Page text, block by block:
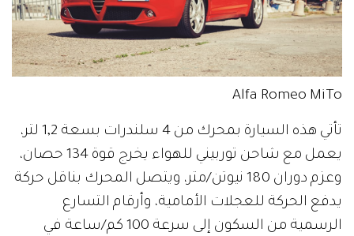
Alfa Romeo MiTo
تأتي هذه السيارة بمحرك من 4 سلندرات بسعة 1,2 لتر،
يعمل مع شاحن توربيني للهواء يخرج قوة 134 حصان،
وعزم دوران 180 نيوتن/متر، ويتصل المحرك بناقل حركة
يدفع الحركة للعجلات الأمامية، وأرقام التسارع
الرسمية من السكون إلى سرعة 100 كم/ساعة في